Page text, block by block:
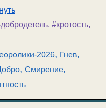
, #кротость,
2026, Гнев,
, Смирение,